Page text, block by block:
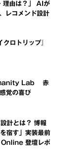
理由は？」 AIが
レコメンド設計
ロトリップ』
Lab 赤
覚の喜び
計とは？ 博報
宿す」実装最前
登壇レポ